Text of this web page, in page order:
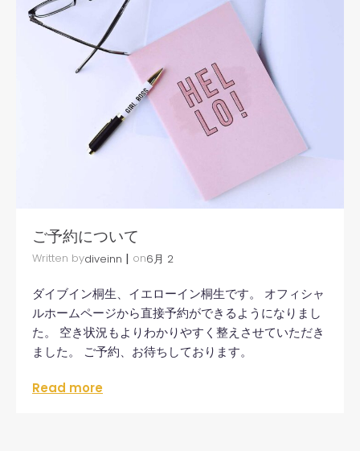
ご予約について
Written bydiveinn | on6月 2
ダイブイン桐生、イエローイン桐生です。 オフィシャ
ルホームページから直接予約ができるようになりまし
た。 空き状況もよりわかりやすく整えさせていただき
ました。 ご予約、お待ちしております。
Read more